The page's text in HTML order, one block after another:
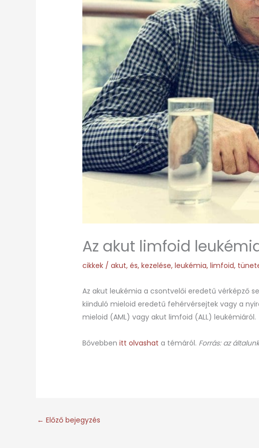
Az akut limfoid
cikkek /akut,és,kezelése,leukémia,limfoid,
Az akut leukémia a csontvelői eredetű vérképző
kiinduló mieloid eredetű fehérvérsejtek vagy a
mieloid (AML) vagy akut limfoid (ALL) leukémiáról.
Bővebbenitt olvashata témáról. Forrás: az
← Előző bejegyzés